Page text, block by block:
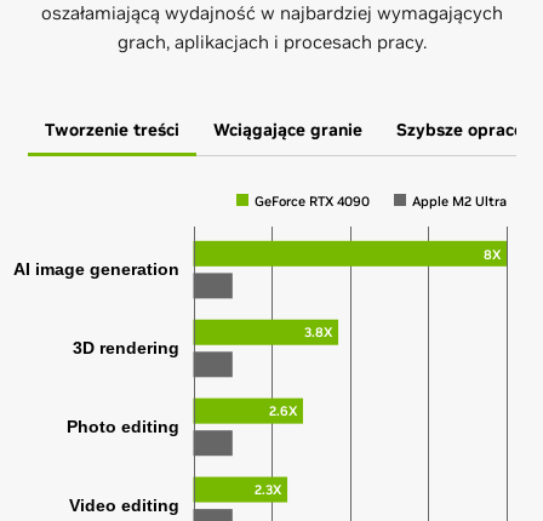
oszałamiającą wydajność w najbardziej wymagających
grach, aplikacjach i procesach pracy.
Tworzenie treści Wciągające granie Szybsze
GeForce RTX 4090 Apple M2 Ultra
8X
3.8X
2.6X
2.3X
AI image generation
3D rendering
Photo editing
Video editing